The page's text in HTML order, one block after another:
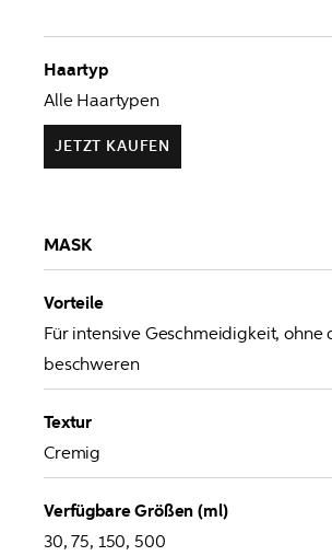
Haartyp
Alle Haartypen
JETZT KAUFEN
MASK
Vorteile
Für intensive Geschmeidigkeit, ohne
beschweren
Textur
Cremig
Verfügbare Größen (ml)
30, 75, 150, 500